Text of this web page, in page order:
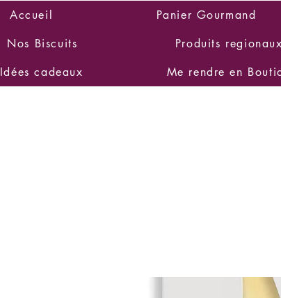
Accueil Panier Gourmand
Nos Biscuits
Produits regionaux
Idées cadeaux
Me rendre en